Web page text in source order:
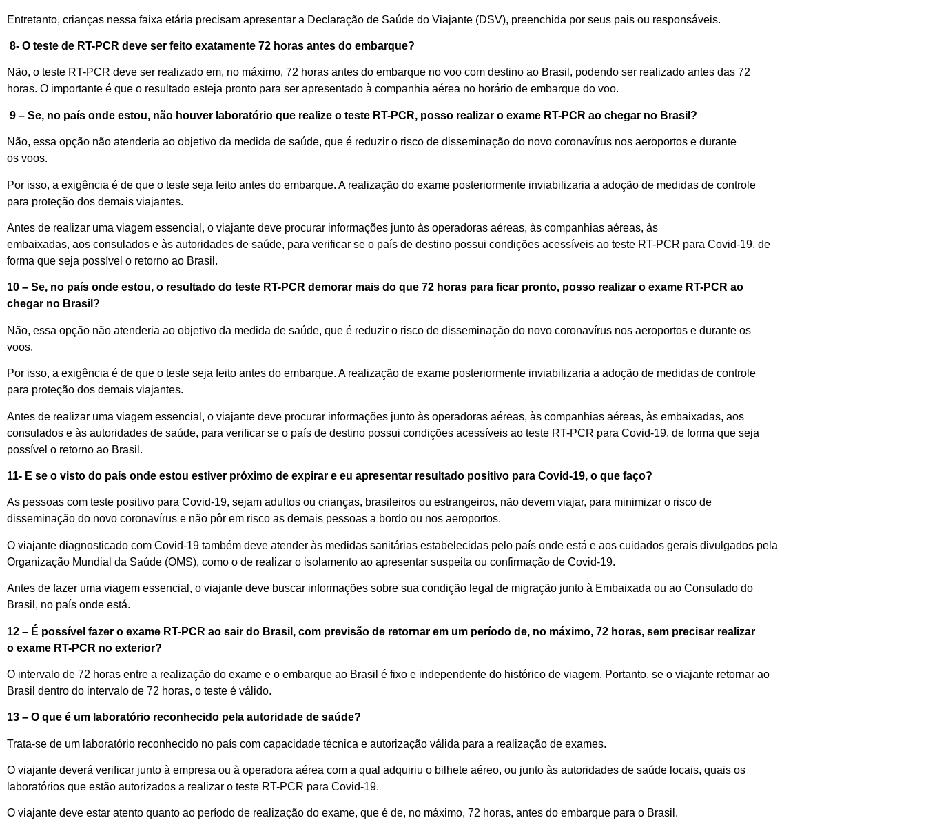
Entretanto, crianças nessa faixa etária precisam apresentar a Declaração de Saúde do Viajante (DSV), preenchida por seus pais ou responsáveis.
8- O teste de RT-PCR deve ser feito exatamente 72 horas antes do embarque?
Não, o teste RT-PCR deve ser realizado em, no máximo, 72 horas antes do embarque no voo com destino ao Brasil , podendo ser realizado antes das 72
horas. O importante é que o resultado esteja pronto para ser apresentado à companhia aérea no horário de embarque do voo.
9 – Se, no país onde estou, não houver laboratório que realize o teste RT-PCR, posso realizar o exame RT-PCR ao chegar no Brasil ?
Não, essa opção não atenderia ao objetivo da medida de saúde, que é reduzir o risco de disseminação do novo coronavírus nos aeroportos e durante
os voos.
Por isso, a exigência é de que o teste seja feito antes do embarque. A realização do exame posteriormente inviabilizaria a adoção de medidas de controle
para proteção dos demais viajantes.
Antes de realizar uma viagem essencial , o viajante deve procurar informações junto às operadoras aéreas, às companhias aéreas, às
embaixadas, aos consulados e às autoridades de saúde, para verificar se o país de destino possui condições acessíveis ao teste RT-PCR para Covid-19, de
forma que seja possível o retorno ao Brasil .
10 – Se, no país onde estou, o resultado do teste RT-PCR demorar mais do que 72 horas para ficar pronto, posso realizar o exame RT-PCR ao
chegar no Brasil?
Não, essa opção não atenderia ao objetivo da medida de saúde, que é reduzir o risco de disseminação do novo coronavírus nos aeroportos e durante os
voos.
Por isso, a exigência é de que o teste seja feito antes do embarque. A realização de exame posteriormente inviabilizaria a adoção de medidas de controle
para proteção dos demais viajantes.
Antes de realizar uma viagem essencial, o viajante deve procurar informações junto às operadoras aéreas, às companhias aéreas, às embaixadas, aos
consulados e às autoridades de saúde, para verificar se o país de destino possui condições acessíveis ao teste RT-PCR para Covid-19, de forma que seja
possível o retorno ao Brasil.
11- E se o visto do país onde estou estiver próximo de expirar e eu apresentar resultado positivo para Covid-19, o que faço?
As pessoas com teste positivo para Covid-19, sejam adultos ou crianças, brasileiros ou estrangeiros, não devem viajar, para minimizar o risco de
disseminação do novo coronavírus e não pôr em risco as demais pessoas a bordo ou nos aeroportos.
O viajante diagnosticado com Covid-19 também deve atender às medidas sanitárias estabelecidas pelo país onde está e aos cuidados gerais divulgados pela
Organização Mundial da Saúde (OMS), como o de realizar o isolamento ao apresentar suspeita ou confirmação de Covid-19.
Antes de fazer uma viagem essencial, o viajante deve buscar informações sobre sua condição legal de migração junto à Embaixada ou ao Consulado do
Brasil , no país onde está.
12 – É possível fazer o exame RT-PCR ao sair do Brasil , com previsão de retornar em um período de, no máximo, 72 horas, sem precisar realizar
o exame RT-PCR no exterior?
O intervalo de 72 horas entre a realização do exame e o embarque ao Brasil é fixo e independente do histórico de viagem. Portanto, se o viajante retornar ao
Brasil dentro do intervalo de 72 horas, o teste é válido.
13 – O que é um laboratório reconhecido pela autoridade de saúde?
Trata-se de um laboratório reconhecido no país com capacidade técnica e autorização válida para a realização de exames.
O viajante deverá verificar junto à empresa ou à operadora aérea com a qual adquiriu o bilhete aéreo, ou junto às autoridades de saúde locais, quais os
laboratórios que estão autorizados a realizar o teste RT-PCR para Covid-19.
O viajante deve estar atento quanto ao período de realização do exame, que é de, no máximo, 72 horas, antes do embarque para o Brasil.